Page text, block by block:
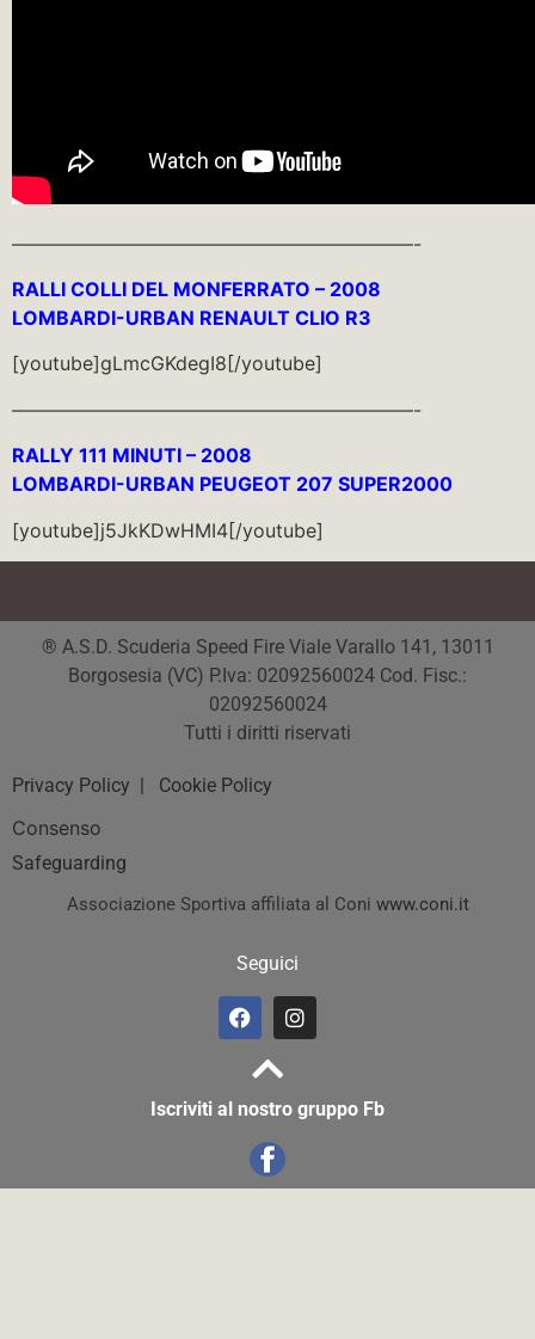
—————————————————————-
RALLI COLLI DEL MONFERRATO – 2008
LOMBARDI-URBAN RENAULT CLIO R3
[youtube]gLmcGKdegI8[/youtube]
—————————————————————-
RALLY 111 MINUTI – 2008
LOMBARDI-URBAN PEUGEOT 207 SUPER2000
[youtube]j5JkKDwHMI4[/youtube]
® A.S.D. Scuderia Speed Fire Viale Varallo 141, 13011
Borgosesia (VC) P.Iva: 02092560024 Cod. Fisc.:
02092560024
Tutti i diritti riservati
Privacy Policy | Cookie Policy
Consenso
Safeguarding
Associazione Sportiva affiliata al Coni www.coni.it
Seguici
Iscriviti al nostro gruppo Fb